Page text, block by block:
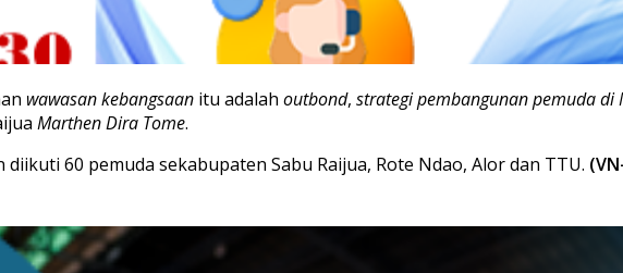
wawasan kebangsaan itu adalah outbond, strategi pembangunan pemuda di
Marthen Dira Tome.
60 pemuda sekabupaten Sabu Raijua, Rote Ndao, Alor dan TTU.